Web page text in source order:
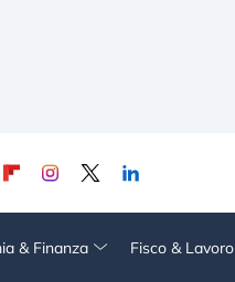
& Finanza Fisco & Lavoro